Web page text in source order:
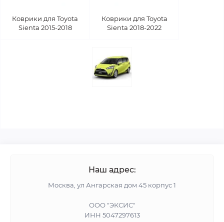
Коврики для Toyota
Sienta 2015-2018
Коврики для Toyota
Sienta 2018-2022
Наш адрес:
Москва, ул Ангарская дом 45 корпус 1
ООО "ЭКСИС"
ИНН 5047297613